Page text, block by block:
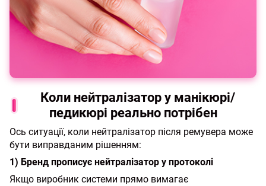
Коли нейтралізатор у манікюрі/
педикюрі реально потрібен
Ось ситуації, коли нейтралізатор після ремувера може
бути виправданим рішенням:
1) Бренд прописує нейтралізатор у протоколі
Якщо виробник системи прямо вимагає